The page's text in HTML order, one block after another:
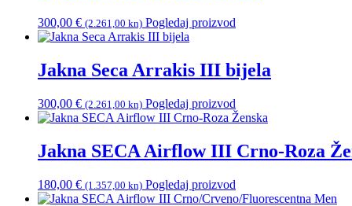
300,00 € (2.261,00 kn) Pogledaj proizvod
Jakna Seca Arrakis III bijela
300,00 € (2.261,00 kn) Pogledaj proizvod
Jakna SECA Airflow III Crno-Roza
180,00 € (1.357,00 kn) Pogledaj proizvod